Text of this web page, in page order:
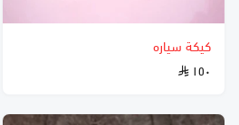
كيكة سياره
١٥٠